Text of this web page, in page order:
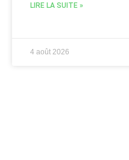
LIRE LA SUITE »
4 août 2026